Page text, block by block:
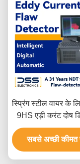
स्प्रिंग स्टील वायर के
9HS एड़ी करंट दोष
सबसे अच्छी कीमत